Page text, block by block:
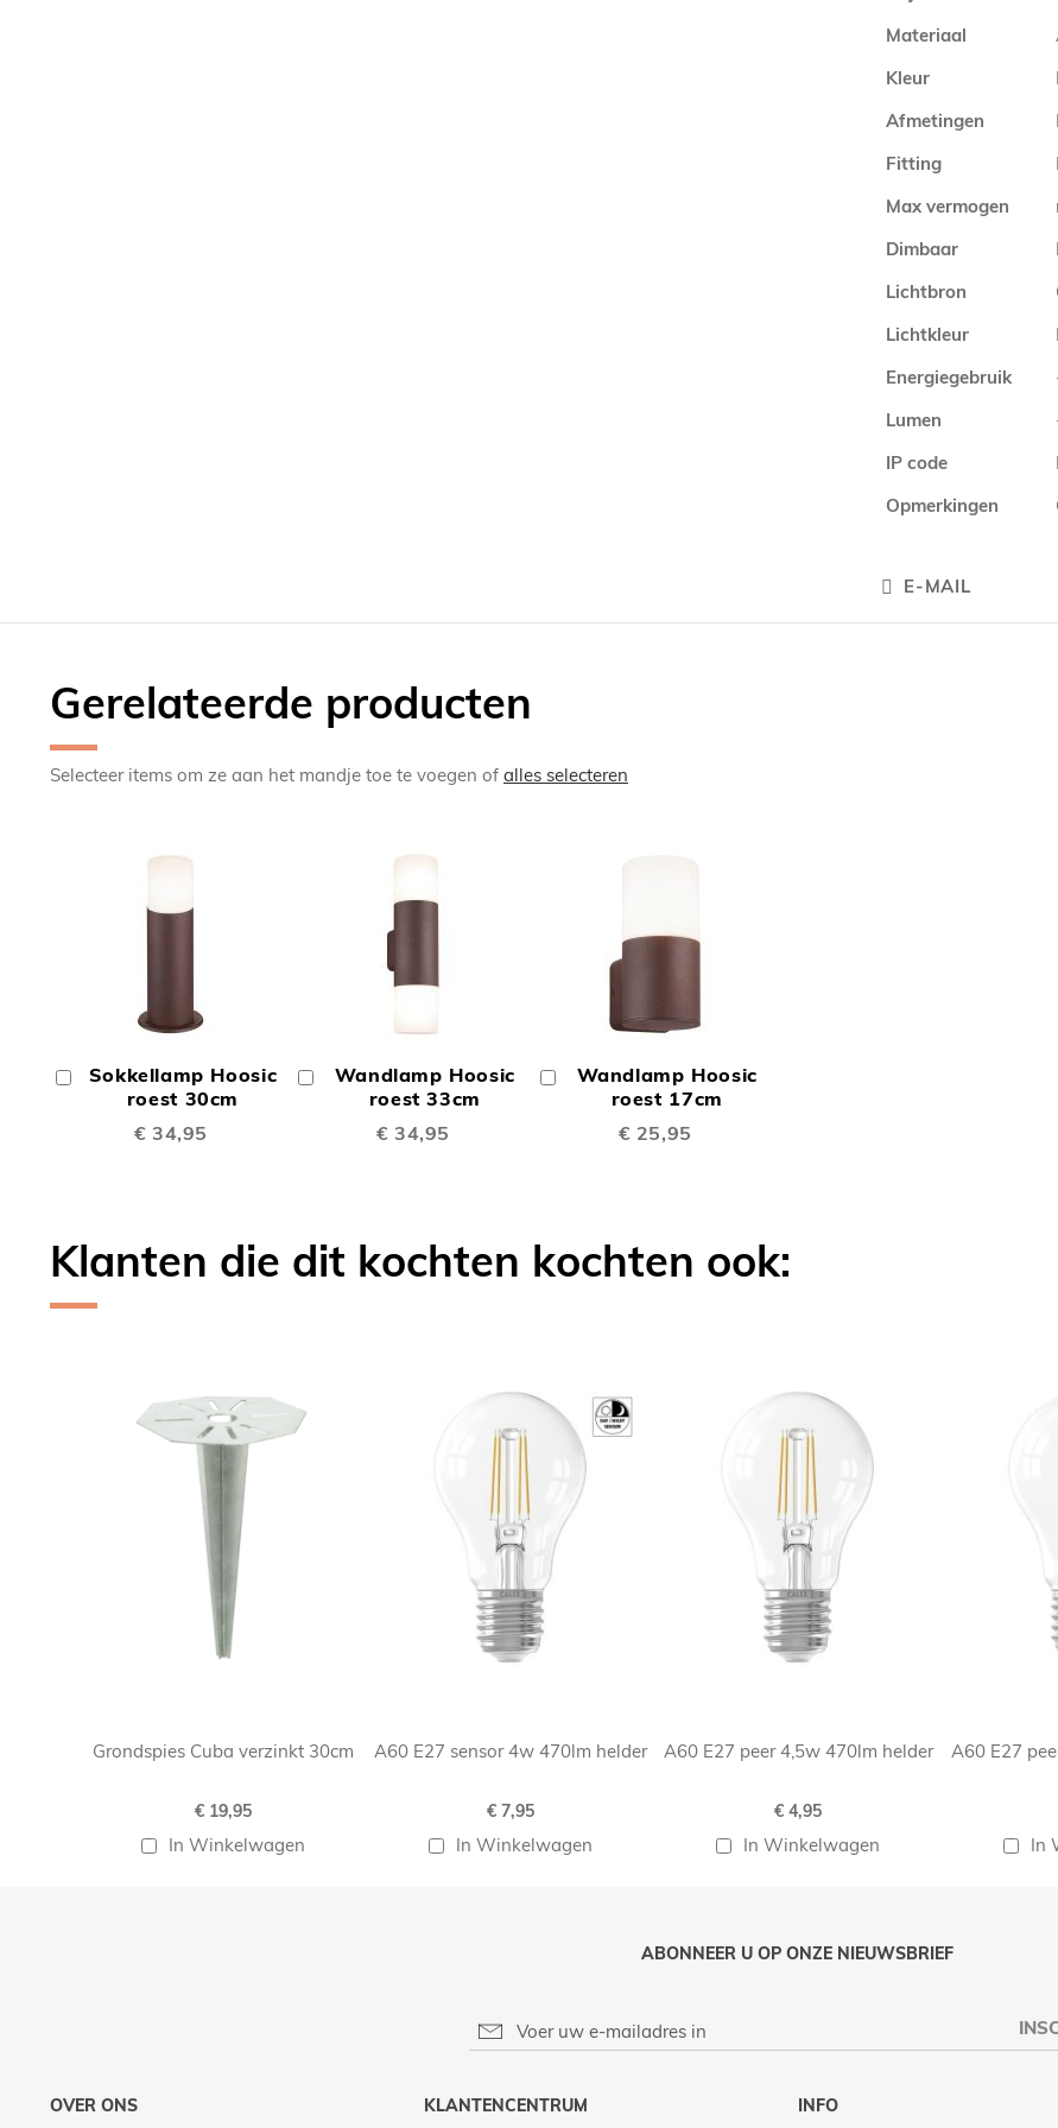
Materiaal
Kleur
Afmetingen
Fitting
Max vermogen
Dimbaar
Lichtbron
Lichtkleur
Energiegebruik
Lumen
IP code
Opmerkingen
E-MAIL
Gerelateerde producten
Selecteer items om ze aan het mandje toe te voegen of alles selecteren
Sokkellamp Hoosic
roest 30cm
€ 34,95
In
Winkelwagen
Wandlamp Hoosic
roest 33cm
€ 34,95
Winkelwagen
Wandlamp Hoosic
roest 17cm
€ 25,95
Winkelwagen
TE
Klanten die dit kochten kochten ook:
Grondspies Cuba verzinkt 30cm
€ 19,95
In Winkelwagen
A60 E27 sensor 4w 470lm helder
€ 7,95
In Winkelwagen
A60 E27 peer 4,5w 470lm helder
€ 4,95
In Winkelwagen
A60 E27
In
ABONNEER U OP ONZE NIEUWSBRIEF
OVER ONS KLANTENCENTRUM INFO